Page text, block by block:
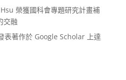
榮獲國科會專題研究計畫補
交融
表著作於 Google Scholar 上達